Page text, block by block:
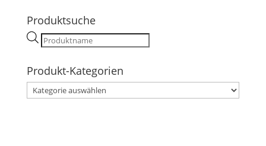
Produktsuche
Products
search
Produkt-Kategorien